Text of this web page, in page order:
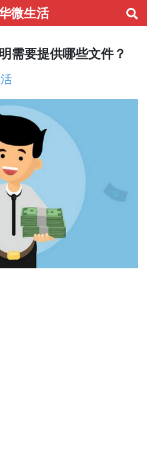
微生活
需要提供哪些文件？